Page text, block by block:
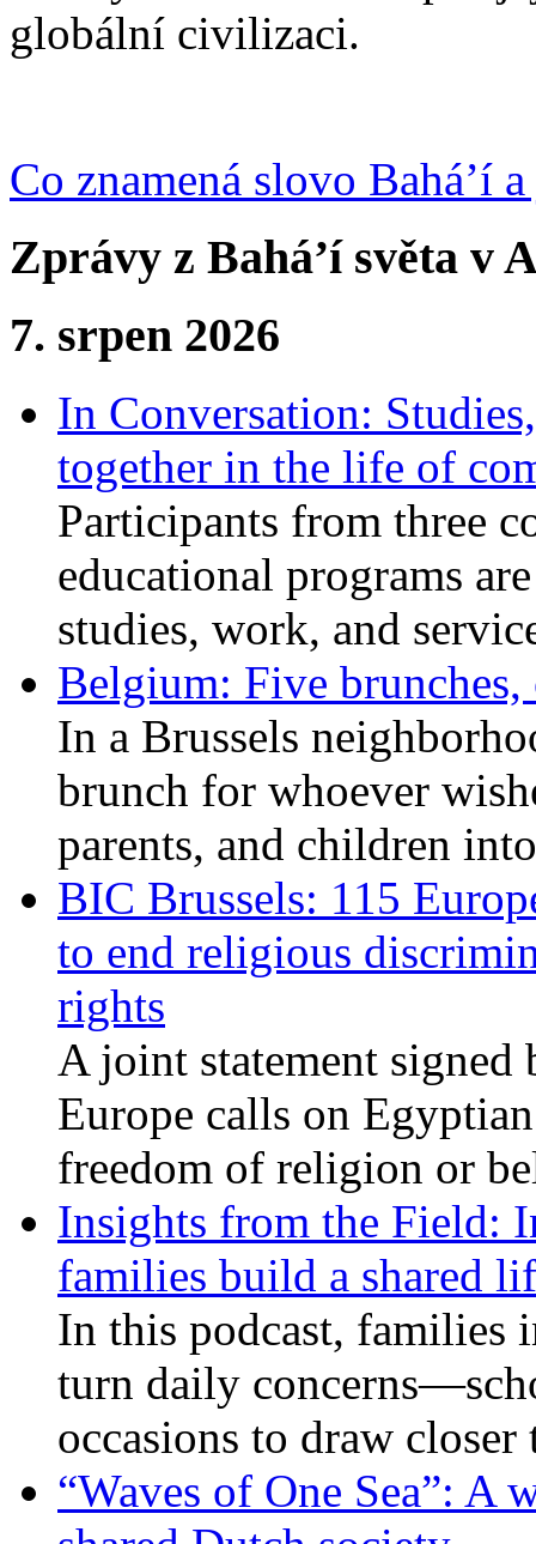
globální civilizaci.
Co znamená slovo Bahá’í
Zprávy z Bahá’í světa v
7. srpen 2026
In Conversation:
together in the life of
Participants from three
educational programs
studies, work, and
Belgium: Five
In a Brussels
brunch for whoever
parents, and children
BIC Brussels: 115
to end religious
rights
A joint statement signed
Europe calls on
freedom of religion or
Insights from the Field:
families build a shared
In this podcast, families
turn daily
occasions to draw
“Waves of One Sea”: